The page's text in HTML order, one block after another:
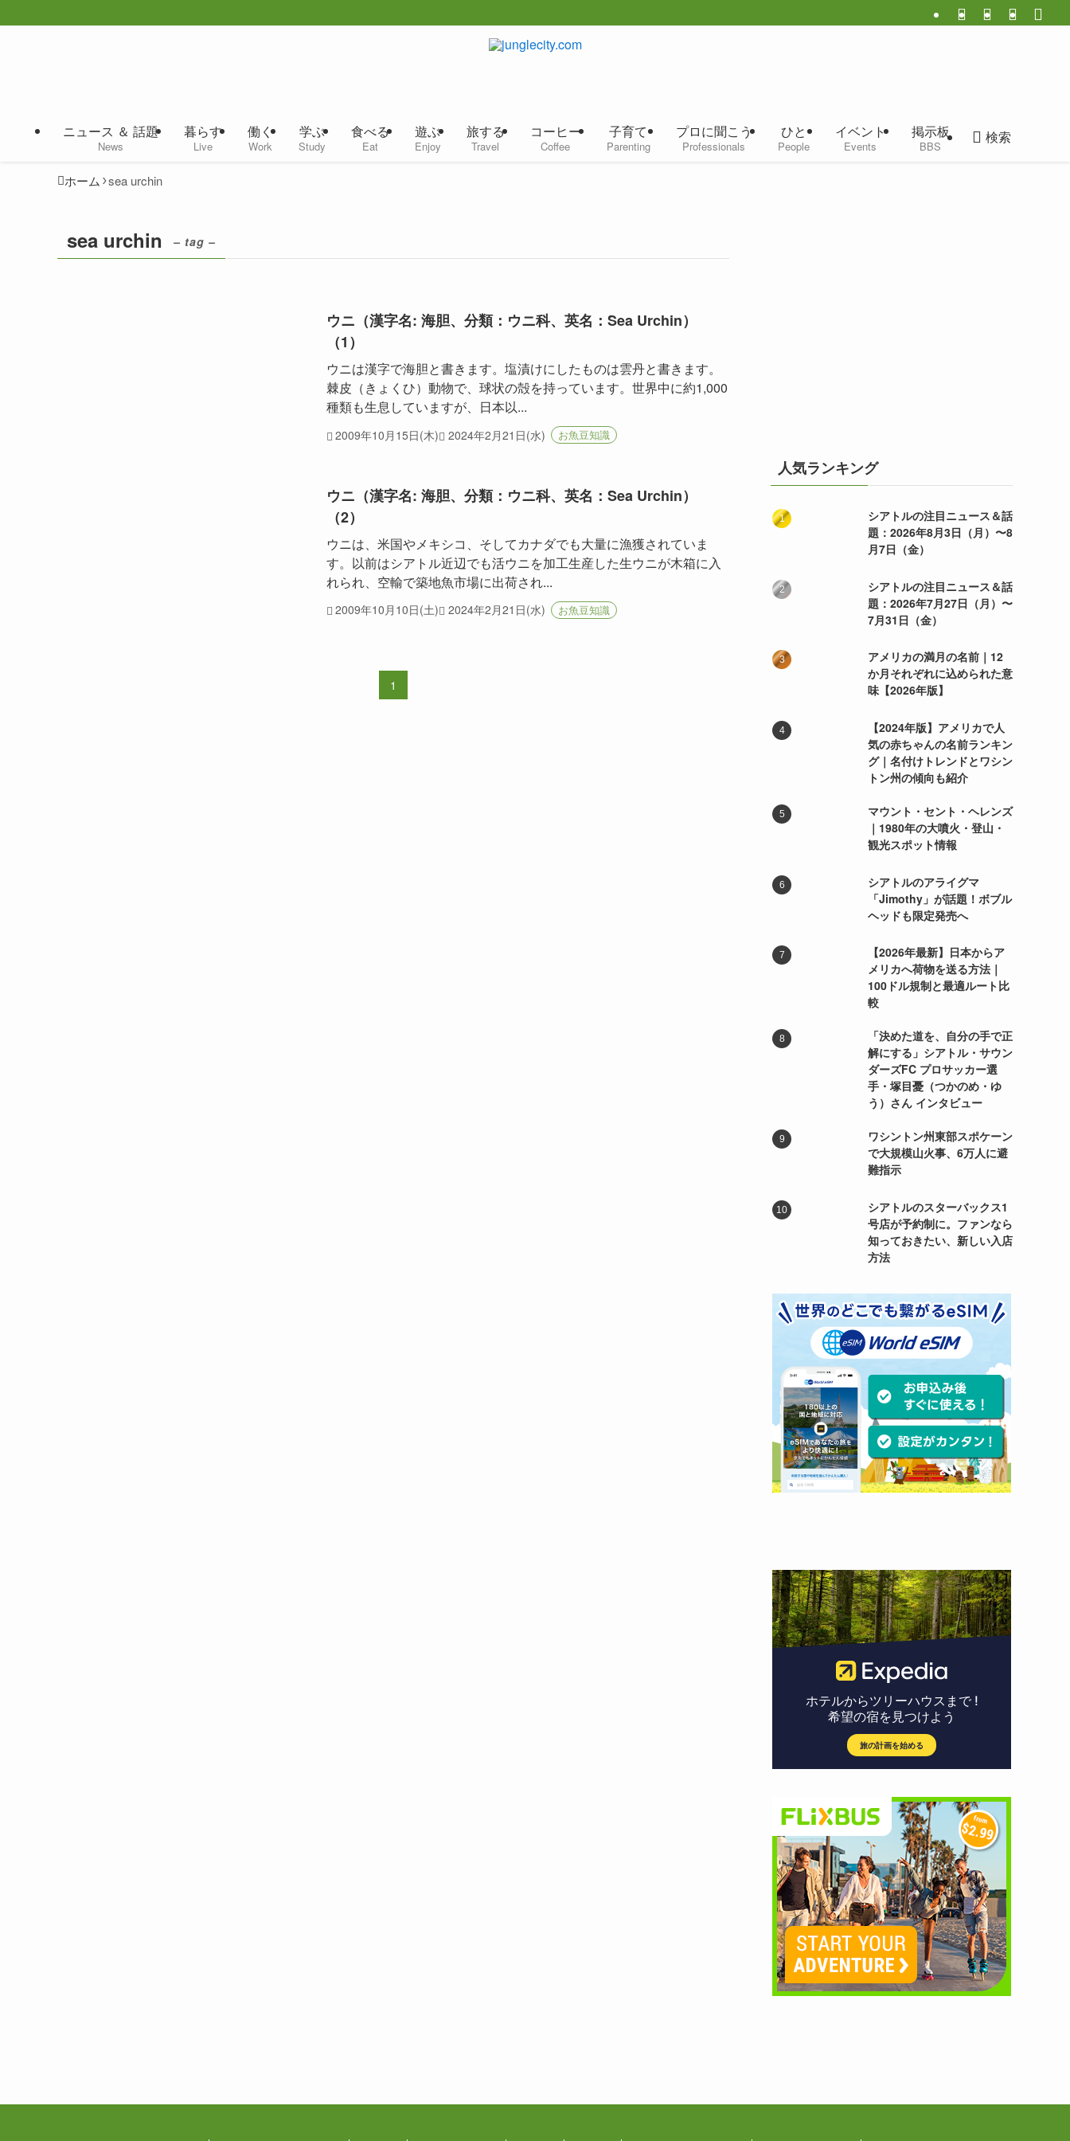
ニュース ＆ 話題
News
暮らす
Live
働く
Work
学ぶ
Study
食べる
Eat
遊ぶ
Enjoy
旅する
Travel
コーヒー
Coffee
子育て
Parenting
プロに聞こう
Professionals
ひと
People
イベント
Events
掲示板
BBS
検索
ホーム sea urchin
sea urchin – tag –
ウニ（漢字名: 海胆、分類：ウニ科、英名：Sea Urchin）
（1）
ウニは漢字で海胆と書きます。塩漬けにしたものは雲丹と書きます。
棘皮（きょくひ）動物で、球状の殻を持っています。世界中に約1,000
種類も生息していますが、日本以...
2009年10月15日(木) 2024年2月21日(水) お魚豆知識
ウニ（漢字名: 海胆、分類：ウニ科、英名：Sea Urchin）
（2）
ウニは、米国やメキシコ、そしてカナダでも大量に漁獲されていま
す。以前はシアトル近辺でも活ウニを加工生産した生ウニが木箱に入
れられ、空輸で築地魚市場に出荷され...
2009年10月10日(土) 2024年2月21日(水) お魚豆知識
1
人気ランキング
シアトルの注目ニュース＆話
題：2026年8月3日（月）〜8
月7日（金）
シアトルの注目ニュース＆話
題：2026年7月27日（月）〜
7月31日（金）
アメリカの満月の名前｜12
か月それぞれに込められた意
味【2026年版】
【2024年版】アメリカで人
気の赤ちゃんの名前ランキン
グ｜名付けトレンドとワシン
トン州の傾向も紹介
マウント・セント・ヘレンズ
｜1980年の大噴火・登山・
観光スポット情報
シアトルのアライグマ
「Jimothy」が話題！ボブル
ヘッドも限定発売へ
【2026年最新】日本からア
メリカへ荷物を送る方法｜
100ドル規制と最適ルート比
較
「決めた道を、自分の手で正
解にする」シアトル・サウン
ダーズFC プロサッカー選
手・塚目憂（つかのめ・ゆ
う）さん インタビュー
ワシントン州東部スポケーン
で大規模山火事、6万人に避
難指示
シアトルのスターバックス1
号店が予約制に。ファンなら
知っておきたい、新しい入店
方法